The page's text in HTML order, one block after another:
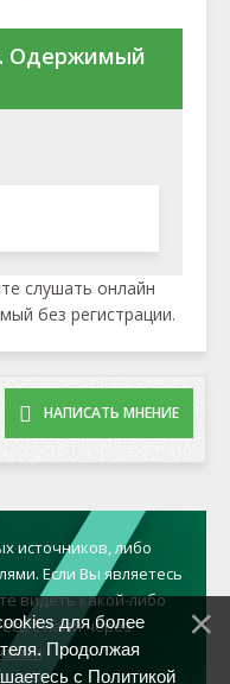
Одержимый
слушать онлайн
без регистрации.
НАПИСАТЬ МНЕНИЕ
источников, либо
Если Вы являетесь
видеть какой-либо
с нами через
для более
Продолжая
с Политикой